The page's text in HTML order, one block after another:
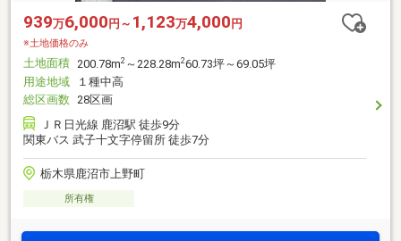
939万6,000 円～ 1,123万4,000 円
※土地価格のみ
土地面積 200.78m2 ～228.28m260.73坪～69.05坪
用途地域
１種中高
総区画数 28区画
ＪＲ日光線 鹿沼駅 徒歩9分
関東バス 武子十文字停留所 徒歩7分
栃木県鹿沼市上野町
所有権